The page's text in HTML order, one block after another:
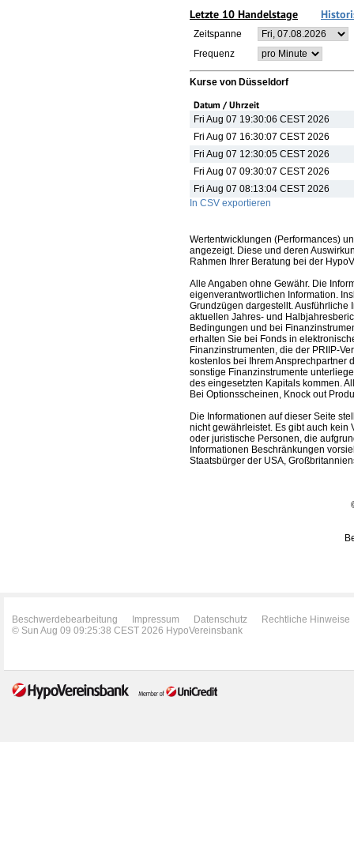
Letzte 10 Handelstage
Zeitspanne
Frequenz
Kurse von Düsseldorf
Datum / Uhrzeit
Fri Aug 07 19:30:06 CEST 2026
Fri Aug 07 16:30:07 CEST 2026
Fri Aug 07 12:30:05 CEST 2026
Fri Aug 07 09:30:07 CEST 2026
Fri Aug 07 08:13:04 CEST 2026
In CSV exportieren
Wertentwicklungen (Performances)
angezeigt. Diese und deren
Rahmen Ihrer Beratung bei der
Alle Angaben ohne Gewähr. Die
eigenverantwortlichen Information.
Grundzügen dargestellt.
aktuellen Jahres- und
Bedingungen und bei
erhalten Sie bei Fonds in
Finanzinstrumenten, die der PRIIP-
kostenlos bei Ihrem Ansprechpartner
sonstige Finanzinstrumente
des eingesetzten Kapitals kommen.
Bei Optionsscheinen, Knock out
Die Informationen auf dieser Seite
nicht gewährleistet. Es gibt auch kein
oder juristische Personen, die
Informationen Beschränkungen
Staatsbürger der USA,
Beschwerdebearbeitung Impressum Datenschutz
Rechtliche Hinweise
© Sun Aug 09 09:25:38 CEST 2026 HypoVereinsbank